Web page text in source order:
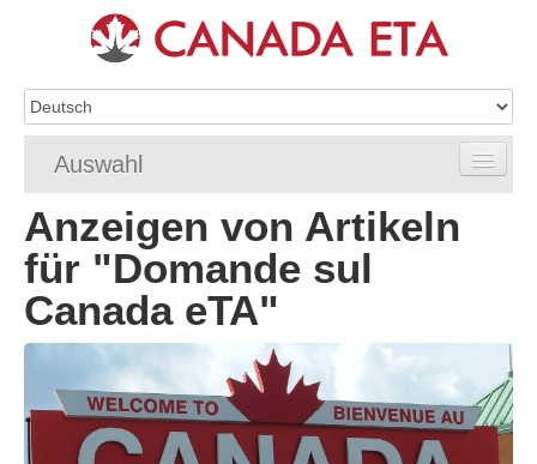
Auswahl
Home
eTA-Antragstellung
eTA-Anforderungen
eTA FAQ
eTA Status
Anzeigen von Artikeln
für "Domande sul
Canada eTA"